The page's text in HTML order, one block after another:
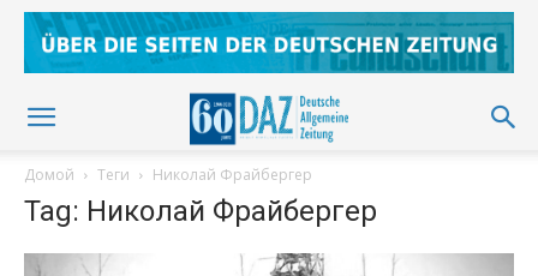
Домой Теги Николай Фрайбергер
Tag: Николай Фрайбергер